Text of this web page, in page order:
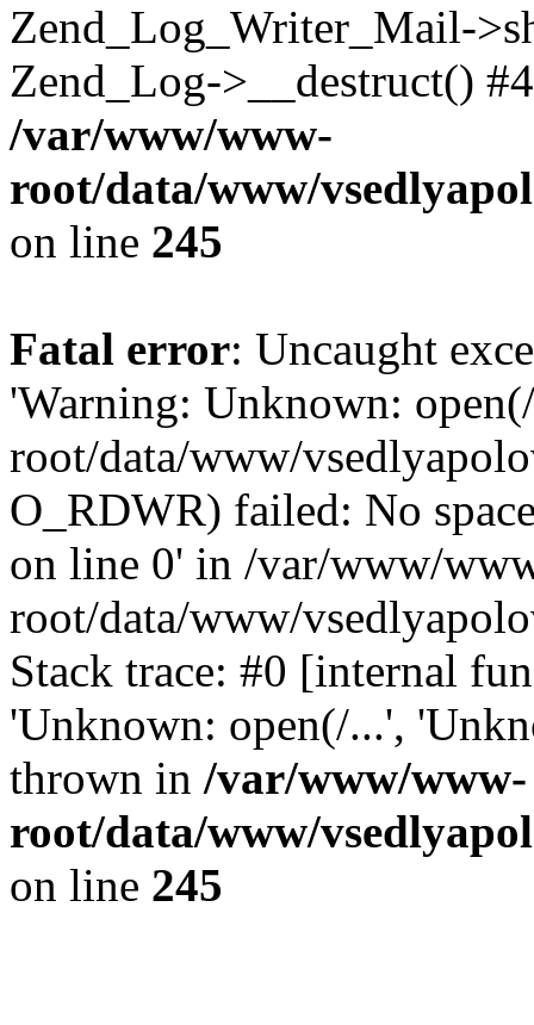
Zend_Log_Writer_Mail-
Zend_Log->__destruct()
/var/www/www-
root/data/www/
on line 245
Fatal error: Uncaught
'Warning: Unknown:
root/data/www/
O_RDWR) failed: No
on line 0' in /var/www/
root/data/www/
Stack trace: #0 [internal
'Unknown: open(/...',
thrown in /var/www/www-
root/data/www/
on line 245